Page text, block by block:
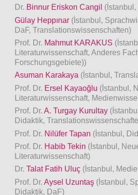
Dr. Binnur Eriskon Cangil
Gülay Heppınar (İstanbul,
DaF, Translationswissenschaften)
Prof. Dr. Mahmut KARAKUS
Literaturwissenschaft, Anderes
Forschungsgebiete))
Asuman Karakaya (İstanbul,
Prof. Dr. Ersel Kayaoğlu (İstanbul,
Literaturwissenschaft,
Prof. Dr. A. Turgay Kurultay
Didaktik,
Prof. Dr. Nilüfer Tapan (İstanbul,
Prof. Dr. Habib Tekin (İstanbul,
Literaturwissenschaft)
Dr. Talat Fatih Uluç (İstanbul,
Prof. Dr. Aysel Uzuntaş (İstanbul,
Didaktik, DaF)